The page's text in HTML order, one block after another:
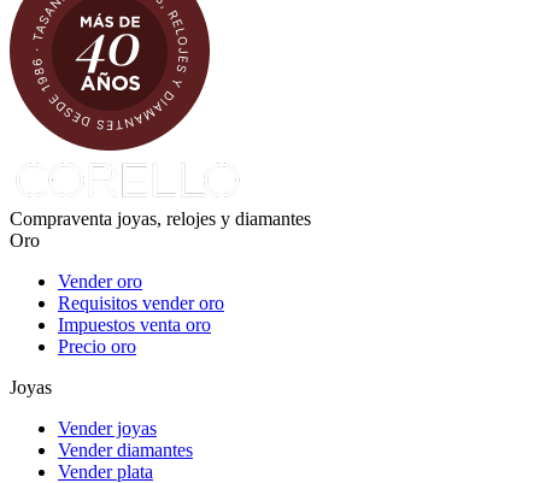
Compraventa joyas, relojes y diamantes
Oro
Vender oro
Requisitos vender oro
Impuestos venta oro
Precio oro
Joyas
Vender joyas
Vender diamantes
Vender plata